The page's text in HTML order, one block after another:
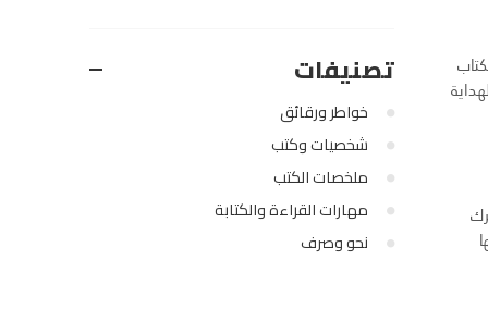
تصنيفات
خواطر ورقائق
شخصيات وكتب
ملخصات الكتب
مهارات القراءة والكتابة
نحو وصرف